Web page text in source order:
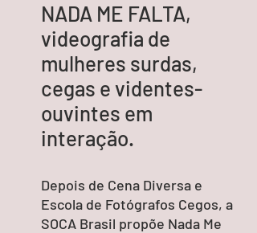
NADA ME FALTA,
videografia de
mulheres surdas,
cegas e videntes-
ouvintes em
interação.
Depois de Cena Diversa e
Escola de Fotógrafos Cegos, a
SOCA Brasil propõe Nada Me